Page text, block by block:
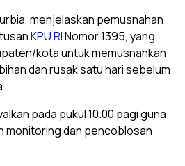
menjelaskan pemusnahan
KPU RINomor 1395, yang
kota untuk memusnahkan
dan rusak satu hari sebelum
pada pukul 10.00 pagi guna
monitoring dan pencoblosan